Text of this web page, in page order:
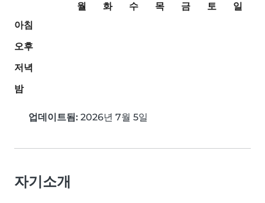
월 화 수 목 금 토
일
아침
오후
저녁
밤
업데이트됨: 2026년 7월 5일
자기소개